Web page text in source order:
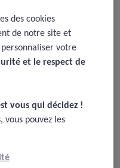
par
from negligence-
70, 102272.
des cookies
de notre site et
votre
et le respect de
vous qui décidez !​
vous pouvez les